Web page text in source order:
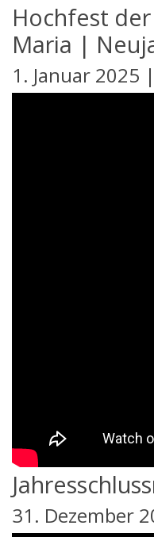
Hochfest
Maria |
1. Januar 2025
31. Dezember